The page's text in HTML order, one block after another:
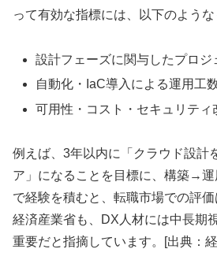
って有効な指標には、以下のような
設計フェーズに関与したプロジ
自動化・IaC導入による運用工
可用性・コスト・セキュリティ
例えば、3年以内に「クラウド設計
ア」になることを目標に、構築→
で経験を積むと、転職市場での評価
経済産業省も、DX人材には中長期
重要だと指摘しています。[出典：